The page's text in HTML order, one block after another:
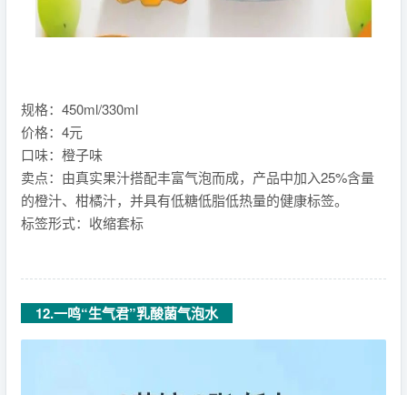
规格：450ml/330ml
价格：4元
口味：橙子味
卖点：由真实果汁搭配丰富气泡而成，产品中加入25%含量
的橙汁、柑橘汁，并具有低糖低脂低热量的健康标签。
标签形式：收缩套标
12.一鸣“生气君”乳酸菌气泡水